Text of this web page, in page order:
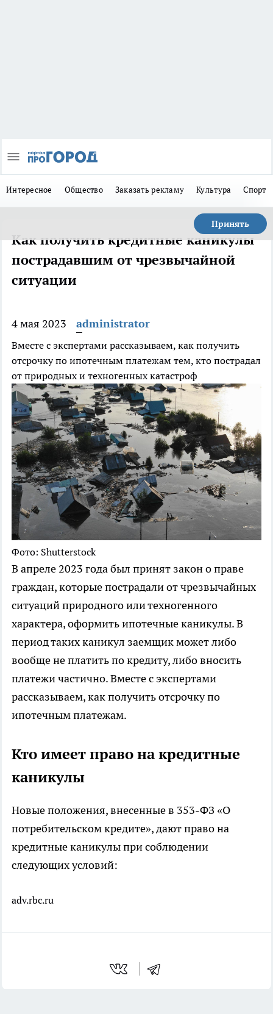
Интересное Общество Заказать рекламу Культура Спорт
Принять
Как получить кредитные каникулы
пострадавшим от чрезвычайной
ситуации
4 мая 2023 administrator
Вместе с экспертами рассказываем, как получить
отсрочку по ипотечным платежам тем, кто пострадал
от природных и техногенных катастроф
Фото: Shutterstock
В апреле 2023 года был принят закон о праве
граждан, которые пострадали от чрезвычайных
ситуаций природного или техногенного
характера, оформить ипотечные каникулы. В
период таких каникул заемщик может либо
вообще не платить по кредиту, либо вносить
платежи частично. Вместе с экспертами
рассказываем, как получить отсрочку по
ипотечным платежам.
Кто имеет право на кредитные
каникулы
Новые положения, внесенные в 353-ФЗ «О
потребительском кредите», дают право на
кредитные каникулы при соблюдении
следующих условий:
adv.rbc.ru